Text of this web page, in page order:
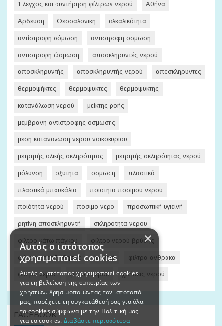
Έλεγχος και συντήρηση φίλτρων νερού Αθήνα
Αρδευση Θεσσαλονικη αλκαλικότητα
αντίστροφη σόμωση αντιστροφη οσμωση
αντιστροφη ώσμωση αποσκληρυντές νερού
αποσκληρυντής αποσκληρυντής νερού αποσκληρυντες
θερμοψήκτες θερμοψυκτες θερμοψυκτης
κατανάλωση νερού μείκτης ροής
μεμβρανη αντιστροφης οσμωσης
μεση καταναλωση νερου νοικοκυριου
μετρητής ολικής σκληρότητας μετρητής σκληρότητας νερού
μόλυνση οξυτητα οσμωση πλαστικά
πλαστικά μπουκάλια ποιοτητα ποσιμου νερου
ποιότητα νερού ποσιμο νερο προσωπική υγιεινή
ρητίνη αποσκληρυντή σκληροτητα νερου
φίλτρο κάτω πάγκου φίλτρο νερού βρύσης
φίλτρο υπερδιήθησης φαγητό φιλτρα ανθρακα
φιλτρα νερου φιλτρο νερου χρήσεις νερού
FACEBOOK
×
Αυτός ο ιστότοπος
χρησιμοποιεί cookies
Αυτός ο ιστότοπος χρησιμοποιεί cookies
για τη βελτίωση της εμπειρίας των
χρηστών. Χρησιμοποιώντας τον ιστότοπό
μας, παρέχετε τη συγκατάθεσή σας για όλα
τα cookies σύμφωνα με την Πολιτική μας
για τα cookies. Διαβάστε περισσότερα